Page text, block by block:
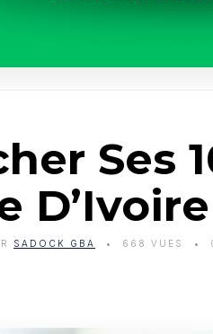
Ses
SADOCK GBA 668 VUES